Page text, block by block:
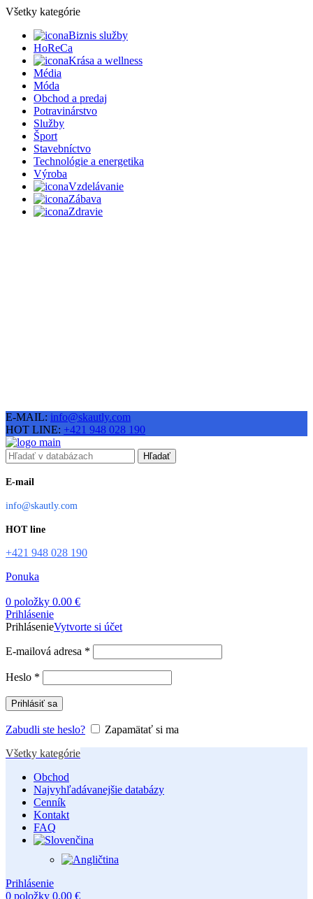
Všetky kategórie
Biznis služby
HoReCa
Krása a wellness
Média
Móda
Obchod a predaj
Potravinárstvo
Služby
Šport
Stavebníctvo
Technológie a energetika
Výroba
Vzdelávanie
Zábava
Zdravie
E-MAIL: info@skautly.com
HOT LINE: +421 948 028 190
Hľadať
E-mail
info@skautly.com
HOT line
+421 948 028 190
Ponuka
0 položky 0.00 €
Prihlásenie
PrihlásenieVytvorte si účet
E-mailová adresa *
Heslo *
Prihlásiť sa
Zabudli ste heslo?
Zapamätať si ma
Všetky kategórie
Obchod
Najvyhľadávanejšie databázy
Cenník
Kontakt
FAQ
Prihlásenie
0 položky 0.00 €